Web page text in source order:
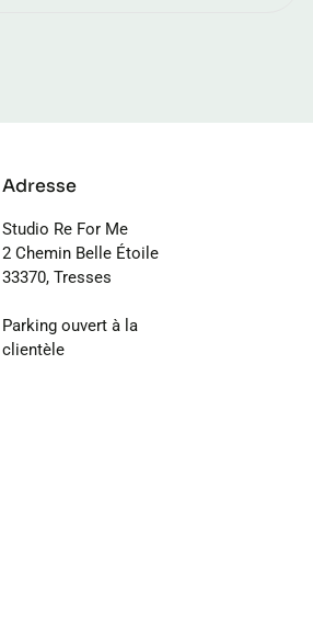
Adresse
Studio Re For Me
2 Chemin Belle Étoile
33370, Tresses
Parking ouvert à la
clientèle